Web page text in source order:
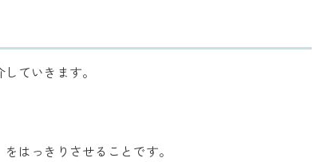
ていきます。
はっきりさせることです。